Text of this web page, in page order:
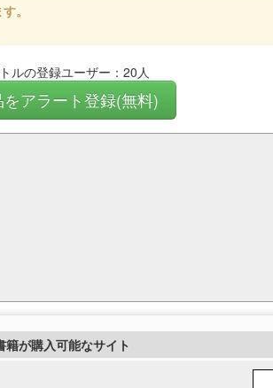
。
ルの登録ユーザー：20人
をアラート登録(無料)
籍が購入可能なサイト